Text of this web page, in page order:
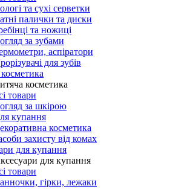
та сухі серветки
палички та диски
та ножиці
за зубами
аспіратори
для зубів
косметика
товари
за шкірою
купання
косметика
захисту від комах
для купання
для купання
товари
гірки, лежаки